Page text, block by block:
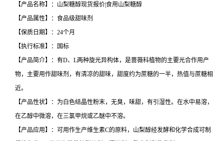
【产品名称】：山梨糖醇现货报价|食用山梨糖醇
【产品属性】：食品级甜味剂
【保质日期】：24个月
【执行标准】：国标
【产品简介】：有D、L两种旋光异构体，是蔷薇科植物的主要光合作用产
物，主要用作甜味剂，有清凉的甜味，甜度约为蔗糖的一半，热值与蔗糖相
近。
【产品性状】：为白色结晶性粉末，无臭，味甜，有引湿性。在水中易溶，
在乙醇中微溶，在三氯甲烷或乙醚中不溶。
【产品应用】：可用作生产维生素C的原料，山梨醇经发酵和化学合成可制